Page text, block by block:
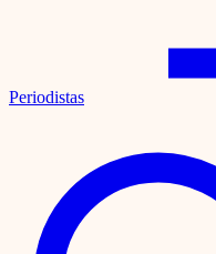
Periodistas